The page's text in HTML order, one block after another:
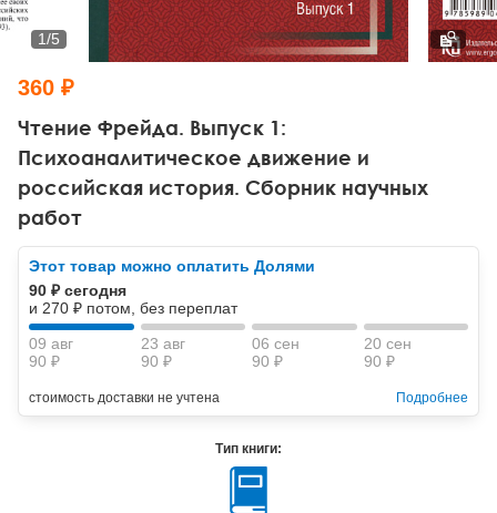
Тревожные расстройства, панические атаки
Психодрама
Другие направления психотерапии
Классический, эриксоновский гипноз и НЛП
НЛП
Психология труда и эргономика
Социальная психология
Социальная и организационная психология
Классический и юнгианский психоанализ
Чтение Фрейда. Выпуск 1:
Психоаналитическое движение и
российская история. Сборник научных
работ
1/5
360 ₽
Этот товар можно оплатить Долями
90 ₽ сегодня
и 270 ₽ потом, без переплат
09 авг
90 ₽
23 авг
90 ₽
06 сен
90 ₽
20 сен
90 ₽
стоимость доставки не учтена Подробнее
Тип книги: